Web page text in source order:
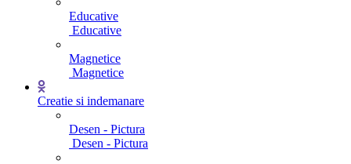
Educative
Educative
Magnetice
Magnetice
Creatie si indemanare
Desen - Pictura
Desen - Pictura